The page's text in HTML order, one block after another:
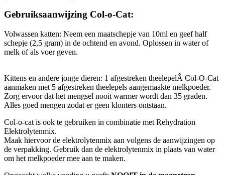
Gebruiksaanwijzing Col-o-Cat:
Volwassen katten: Neem een maatschepje van 10ml en geef half
schepje (2,5 gram) in de ochtend en avond. Oplossen in water of
melk of als voer geven.
Kittens en andere jonge dieren: 1 afgestreken theelepelÂ Col-O-Cat
aanmaken met 5 afgestreken theelepels aangemaakte melkpoeder.
Zorg ervoor dat het mengsel nooit warmer wordt dan 35 graden.
Alles goed mengen zodat er geen klonters ontstaan.
Col-o-cat is ook te gebruiken in combinatie met Rehydration
Elektrolytenmix.
Maak hiervoor de elektrolytenmix aan volgens de aanwijzingen op
de verpakking. Gebruik dan de elektrolytenmix in plaats van water
om het melkpoeder mee aan te maken.